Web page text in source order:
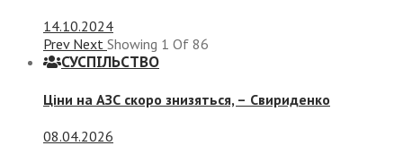
14.10.2024
Prev Next Showing 1 Of 86
СУСПIЛЬСТВО
Ціни на АЗС скоро знизяться, – Свириденко
08.04.2026